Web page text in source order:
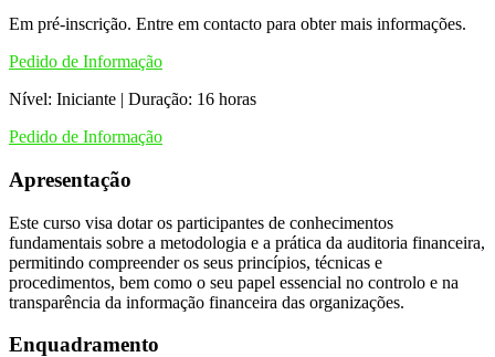
Em pré-inscrição. Entre em contacto para obter mais informações.
Pedido de Informação
Nível: Iniciante | Duração: 16 horas
Pedido de Informação
Apresentação
Este curso visa dotar os participantes de conhecimentos
fundamentais sobre a metodologia e a prática da auditoria financeira,
permitindo compreender os seus princípios, técnicas e
procedimentos, bem como o seu papel essencial no controlo e na
transparência da informação financeira das organizações.
Enquadramento